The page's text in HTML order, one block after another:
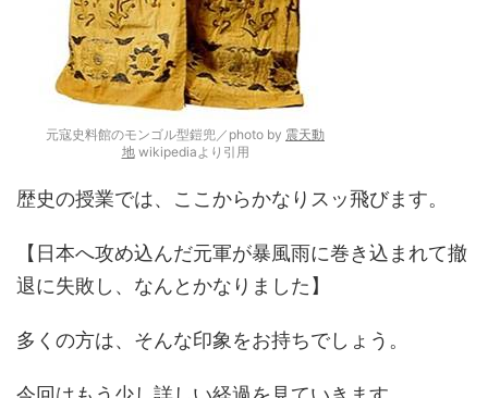
元寇史料館のモンゴル型鎧兜／photo by 震天動
地wikipediaより引用
歴史の授業では、ここからかなりスッ飛びます。
【日本へ攻め込んだ元軍が暴風雨に巻き込まれて撤
退に失敗し、なんとかなりました】
多くの方は、そんな印象をお持ちでしょう。